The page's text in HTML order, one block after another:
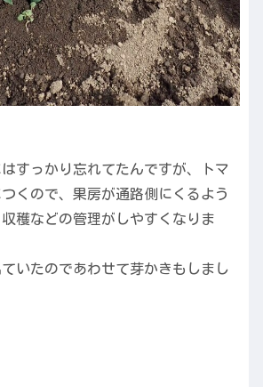
すっかり忘れてたんですが、トマ
つくので、果房が通路側にくるよう
穫などの管理がしやすくなりま
いたのであわせて芽かきもしまし